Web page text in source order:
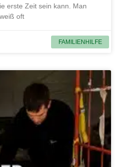
FAMILIENHILFE
erste Zeit sein kann. Man
oft